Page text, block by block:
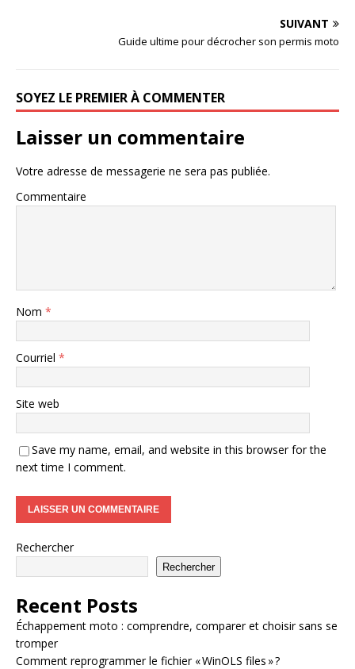
SUIVANT
Guide ultime pour décrocher son permis moto
SOYEZ LE PREMIER À COMMENTER
Laisser un commentaire
Votre adresse de messagerie ne sera pas publiée.
Commentaire
Nom *
Courriel *
Site web
Save my name, email, and website in this browser for the
next time I comment.
Rechercher
Rechercher
Recent Posts
Échappement moto : comprendre, comparer et choisir sans se
tromper
Comment reprogrammer le fichier « WinOLS files » ?